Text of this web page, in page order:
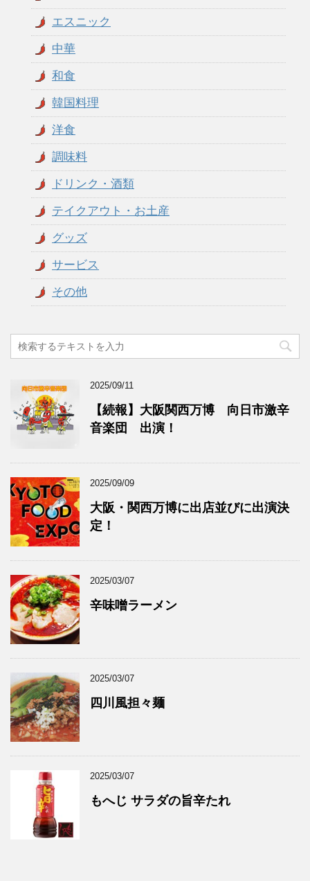
エスニック
中華
和食
韓国料理
洋食
調味料
ドリンク・酒類
テイクアウト・お土産
グッズ
サービス
その他
2025/09/11
【続報】大阪関西万博 向日市激辛
音楽団 出演！
2025/09/09
大阪・関西万博に出店並びに出演決
定！
2025/03/07
辛味噌ラーメン
2025/03/07
四川風担々麺
2025/03/07
もへじ サラダの旨辛たれ